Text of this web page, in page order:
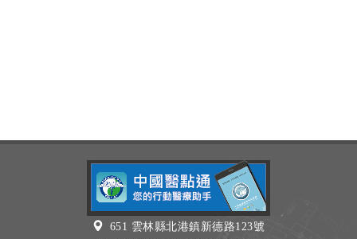
651 雲林縣北港鎮新德路123號